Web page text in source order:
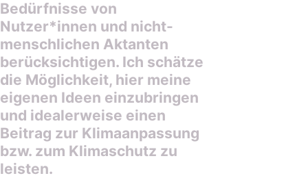
Bedürfnisse von
Nutzer*innen und nicht-
menschlichen Aktanten
berücksichtigen. Ich schätze
die Möglichkeit, hier meine
eigenen Ideen einzubringen
und idealerweise einen
Beitrag zur Klimaanpassung
bzw. zum Klimaschutz zu
leisten.